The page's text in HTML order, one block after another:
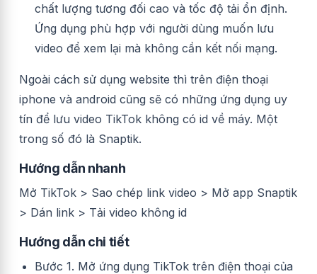
chất lượng tương đối cao và tốc độ tải ổn định.
Ứng dụng phù hợp với người dùng muốn lưu
video để xem lại mà không cần kết nối mạng.
Ngoài cách sử dụng website thì trên điện thoại
iphone và android cũng sẽ có những ứng dụng uy
tín để lưu video TikTok không có id về máy. Một
trong số đó là Snaptik.
Hướng dẫn nhanh
Mở TikTok > Sao chép link video > Mở app Snaptik
> Dán link > Tải video không id
Hướng dẫn chi tiết
Bước 1. Mở ứng dụng TikTok trên điện thoại của